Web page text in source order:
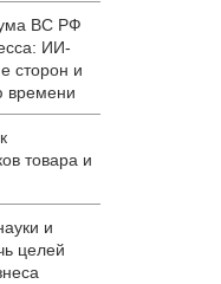
ВС РФ
ИИ-
сторон и
времени
товара и
и
целей